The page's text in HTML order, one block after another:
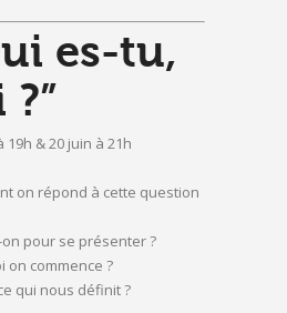
es-tu,
19h & 20 juin à 21h
on répond à cette question
pour se présenter ?
on commence ?
qui nous définit ?